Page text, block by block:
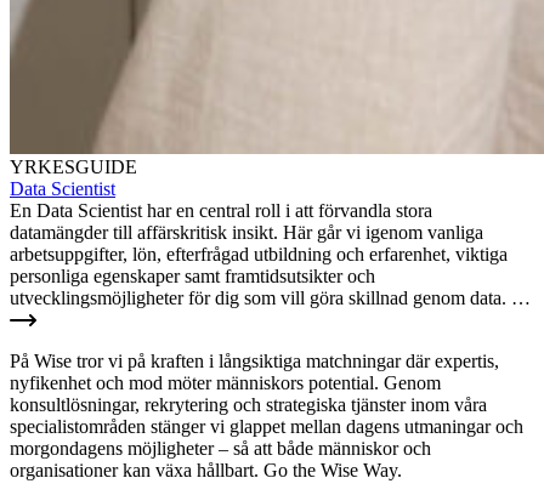
YRKESGUIDE
Data Scientist
En Data Scientist har en central roll i att förvandla stora
datamängder till affärskritisk insikt. Här går vi igenom vanliga
arbetsuppgifter, lön, efterfrågad utbildning och erfarenhet, viktiga
personliga egenskaper samt framtidsutsikter och
utvecklingsmöjligheter för dig som vill göra skillnad genom data. …
På Wise tror vi på kraften i långsiktiga matchningar där expertis,
nyfikenhet och mod möter människors potential. Genom
konsultlösningar, rekrytering och strategiska tjänster inom våra
specialistområden stänger vi glappet mellan dagens utmaningar och
morgondagens möjligheter – så att både människor och
organisationer kan växa hållbart. Go the Wise Way.